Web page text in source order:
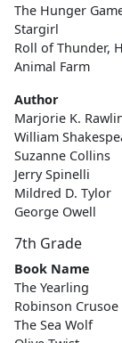
The Hunger
Stargirl
Roll of Thunder,
Animal Farm
Author
Marjorie K.
William
Suzanne Collins
Jerry Spinelli
Mildred D. Tylor
George Owell
7th Grade
Book Name
The Yearling
Robinson Crusoe
The Sea Wolf